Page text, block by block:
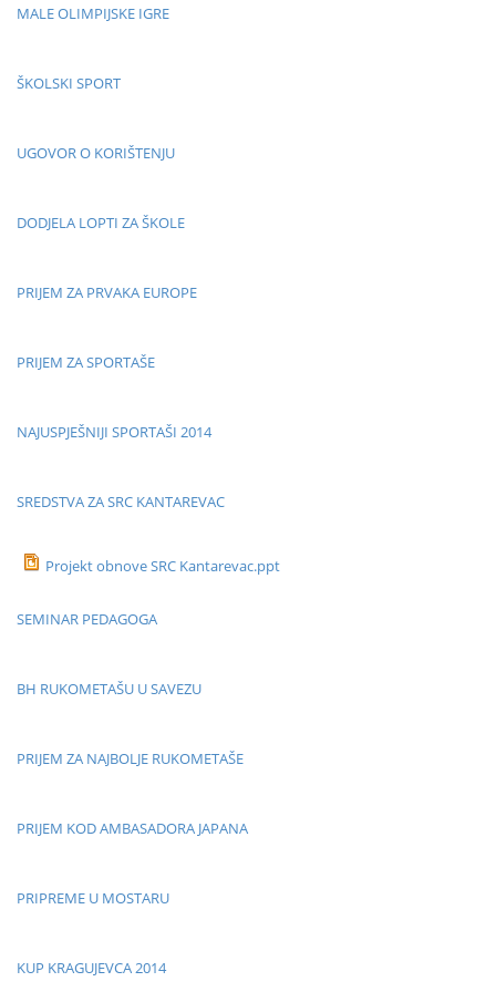
MALE OLIMPIJSKE IGRE
ŠKOLSKI SPORT
UGOVOR O KORIŠTENJU
DODJELA LOPTI ZA ŠKOLE
PRIJEM ZA PRVAKA EUROPE
PRIJEM ZA SPORTAŠE
NAJUSPJEŠNIJI SPORTAŠI 2014
SREDSTVA ZA SRC KANTAREVAC
Projekt obnove SRC Kantarevac.ppt
SEMINAR PEDAGOGA
BH RUKOMETAŠU U SAVEZU
PRIJEM ZA NAJBOLJE RUKOMETAŠE
PRIJEM KOD AMBASADORA JAPANA
PRIPREME U MOSTARU
KUP KRAGUJEVCA 2014